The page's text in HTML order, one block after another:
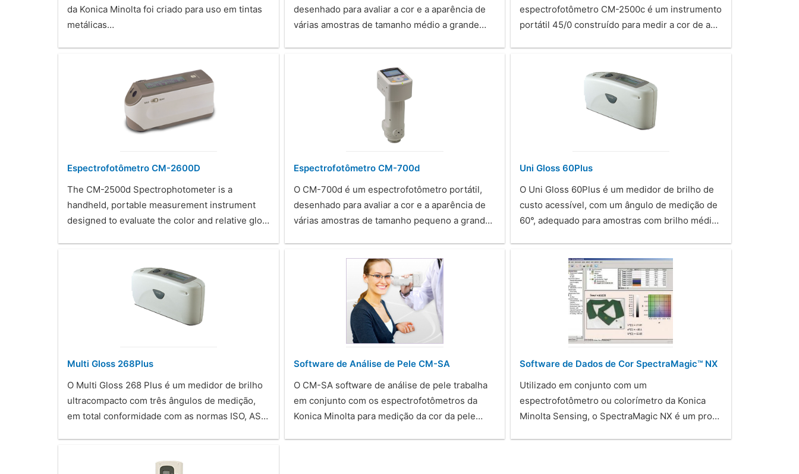
da Konica Minolta foi criado para uso em tintas
metálicas…
desenhado para avaliar a cor e a aparência de
várias amostras de tamanho médio a grande…
espectrofotômetro CM-2500c é um instrumento
portátil 45/0 construído para medir a cor de a…
Espectrofotômetro CM-2600D
The CM-2500d Spectrophotometer is a
handheld, portable measurement instrument
designed to evaluate the color and relative glo…
Espectrofotômetro CM-700d
O CM-700d é um espectrofotômetro portátil,
desenhado para avaliar a cor e a aparência de
várias amostras de tamanho pequeno a grand…
Uni Gloss 60Plus
O Uni Gloss 60Plus é um medidor de brilho de
custo acessível, com um ângulo de medição de
60°, adequado para amostras com brilho médi…
Multi Gloss 268Plus
O Multi Gloss 268 Plus é um medidor de brilho
ultracompacto com três ângulos de medição,
em total conformidade com as normas ISO, AS…
Software de Análise de Pele CM-SA
O CM-SA software de análise de pele trabalha
em conjunto com os espectrofotômetros da
Konica Minolta para medição da cor da pele…
Software de Dados de Cor SpectraMagic™ NX
Utilizado em conjunto com um
espectrofotômetro ou colorímetro da Konica
Minolta Sensing, o SpectraMagic NX é um pro…